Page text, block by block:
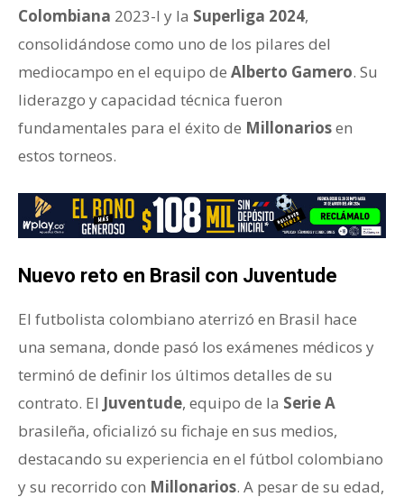
Colombiana 2023-I y la Superliga 2024,
consolidándose como uno de los pilares del
mediocampo en el equipo de Alberto Gamero. Su
liderazgo y capacidad técnica fueron
fundamentales para el éxito de Millonariosen
estos torneos.
Nuevo reto en Brasil con Juventude
El futbolista colombiano aterrizó en Brasil hace
una semana, donde pasó los exámenes médicos y
terminó de definir los últimos detalles de su
contrato. El Juventude, equipo de la Serie A
brasileña, oficializó su fichaje en sus medios,
destacando su experiencia en el fútbol colombiano
y su recorrido con Millonarios. A pesar de su edad,